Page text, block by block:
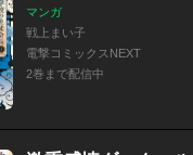
マンガ
戦上まい子
電撃コミックスNEXT
2巻まで配信中